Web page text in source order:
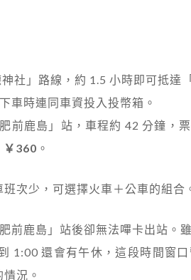
社」路線，約 1.5 小時即可抵達
車時連同車資投入投幣箱。
前鹿島」站，車程約 42 分鐘，
￥360 。
次少，可選擇火車＋公車的組合
前鹿島」站後卻無法嗶卡出站。
1:00 還會有午休，這段時間窗
況。